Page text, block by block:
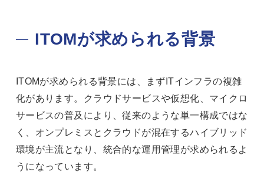
ITOMが求められる背景
ITOMが求められる背景には、まずITインフラの複雑
化があります。クラウドサービスや仮想化、マイクロ
サービスの普及により、従来のような単一構成ではな
く、オンプレミスとクラウドが混在するハイブリッド
環境が主流となり、統合的な運用管理が求められるよ
うになっています。